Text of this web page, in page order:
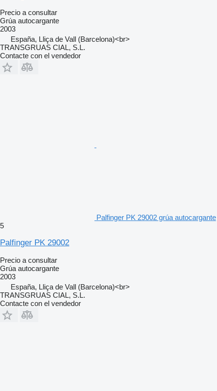
Precio a consultar
Grúa autocargante
2003
España, Lliça de Vall (Barcelona)<br>
TRANSGRUAS CIAL, S.L.
Contacte con el vendedor
Palfinger PK 29002 grúa autocargante
5
Palfinger PK 29002
Precio a consultar
Grúa autocargante
2003
España, Lliça de Vall (Barcelona)<br>
TRANSGRUAS CIAL, S.L.
Contacte con el vendedor